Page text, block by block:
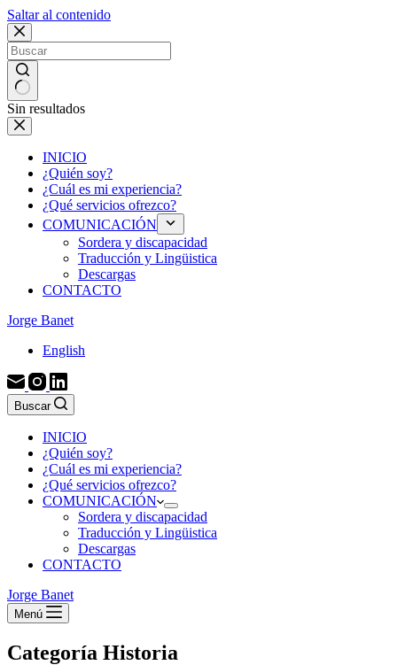
Saltar al contenido
Sin resultados
INICIO
¿Quién soy?
¿Cuál es mi experiencia?
¿Qué servicios ofrezco?
COMUNICACIÓN
Sordera y discapacidad
Traducción y Lingüistica
Descargas
CONTACTO
Jorge Banet
English
Buscar
INICIO
¿Quién soy?
¿Cuál es mi experiencia?
¿Qué servicios ofrezco?
COMUNICACIÓN
Sordera y discapacidad
Traducción y Lingüistica
Descargas
CONTACTO
Jorge Banet
Menú
Categoría Historia